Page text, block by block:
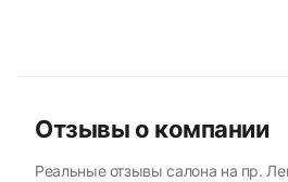
Отзывы о компании
Реальные отзывы салона на пр.